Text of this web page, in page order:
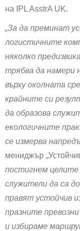
на IPL AsstrA UK.
„За да преминат
логистичните
няколко
трябва да намери
върху околната
крайните си
да образова
екологичните
се измерва
мениджър
постигнем
служители да са
правят устойчив
празните
и избираме